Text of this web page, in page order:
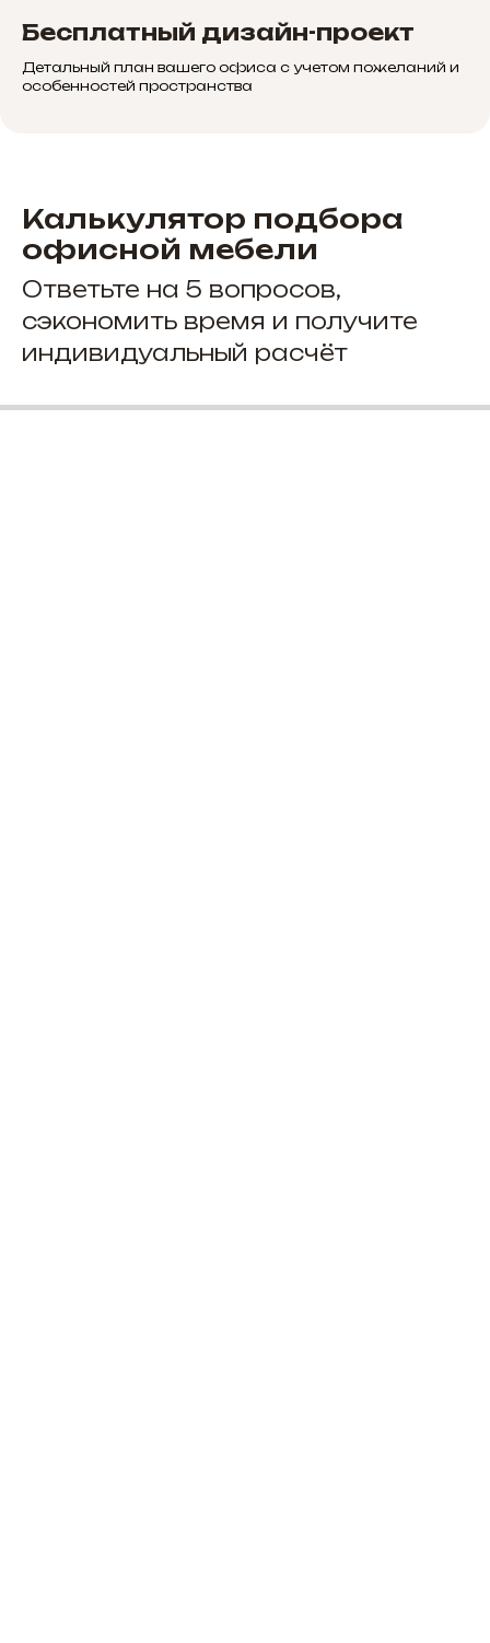
Бесплатный дизайн-проект
Детальный план вашего офиса с учетом пожеланий и
особенностей пространства
Калькулятор подбора
офисной мебели
Ответьте на 5 вопросов,
сэкономить время и получите
индивидуальный расчёт